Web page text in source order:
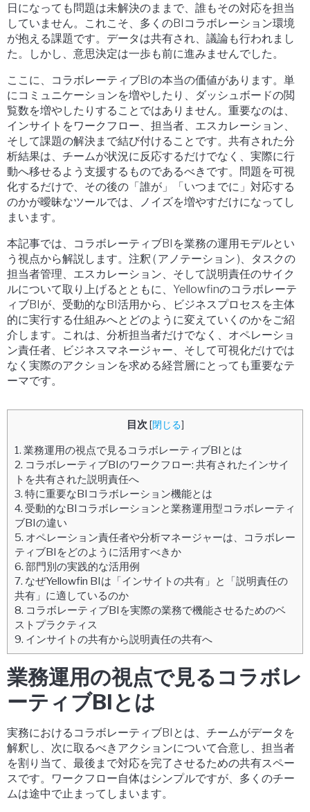
日になっても問題は未解決のままで、誰もその対応を担当
していません。これこそ、多くのBIコラボレーション環境
が抱える課題です。データは共有され、議論も行われまし
た。しかし、意思決定は一歩も前に進みませんでした。
ここに、コラボレーティブBIの本当の価値があります。単
にコミュニケーションを増やしたり、ダッシュボードの閲
覧数を増やしたりすることではありません。重要なのは、
インサイトをワークフロー、担当者、エスカレーション、
そして課題の解決まで結び付けることです。共有された分
析結果は、チームが状況に反応するだけでなく、実際に行
動へ移せるよう支援するものであるべきです。問題を可視
化するだけで、その後の「誰が」「いつまでに」対応する
のかが曖昧なツールでは、ノイズを増やすだけになってし
まいます。
本記事では、コラボレーティブBIを業務の運用モデルとい
う視点から解説します。注釈 ( アノテーション )、タスクの
担当者管理、エスカレーション、そして説明責任のサイク
ルについて取り上げるとともに、Yellowfinのコラボレーテ
ィブBIが、受動的なBI活用から、ビジネスプロセスを主体
的に実行する仕組みへとどのように変えていくのかをご紹
介します。これは、分析担当者だけでなく、オペレーショ
ン責任者、ビジネスマネージャー、そして可視化だけでは
なく実際のアクションを求める経営層にとっても重要なテ
ーマです。
目次 [閉じる]
1. 業務運用の視点で見るコラボレーティブBIとは
2. コラボレーティブBIのワークフロー: 共有されたインサイ
トを共有された説明責任へ
3. 特に重要なBIコラボレーション機能とは
4. 受動的なBIコラボレーションと業務運用型コラボレーティ
ブBIの違い
5. オペレーション責任者や分析マネージャーは、コラボレー
ティブBIをどのように活用すべきか
6. 部門別の実践的な活用例
7. なぜYellowfin BIは「インサイトの共有」と「説明責任の
共有」に適しているのか
8. コラボレーティブBIを実際の業務で機能させるためのベ
ストプラクティス
9. インサイトの共有から説明責任の共有へ
業務運用の視点で見るコラボレ
ーティブBIとは
実務におけるコラボレーティブBIとは、チームがデータを
解釈し、次に取るべきアクションについて合意し、担当者
を割り当て、最後まで対応を完了させるための共有スペー
スです。ワークフロー自体はシンプルですが、多くのチー
ムは途中で止まってしまいます。